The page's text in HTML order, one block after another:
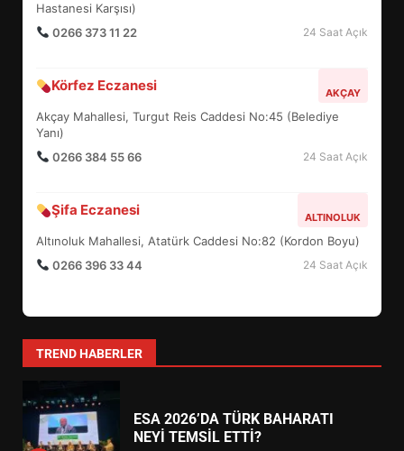
Hastanesi Karşısı)
0266 373 11 22
24 Saat Açık
Körfez Eczanesi AKÇAY
Akçay Mahallesi, Turgut Reis Caddesi No:45 (Belediye
Yanı)
0266 384 55 66
24 Saat Açık
Şifa Eczanesi ALTINOLUK
Altınoluk Mahallesi, Atatürk Caddesi No:82 (Kordon Boyu)
0266 396 33 44
24 Saat Açık
TREND HABERLER
5
6
TURNUVASI KAYITLARI NEYİ
7
YENİ YÖNETİM NASIL
ŞEKİLLENDİ?
1
HAREKETE GEÇİYOR: GÖZLER
ESA 2026’DA TÜRK BAHARATI
NEYİ TEMSİL ETTİ?